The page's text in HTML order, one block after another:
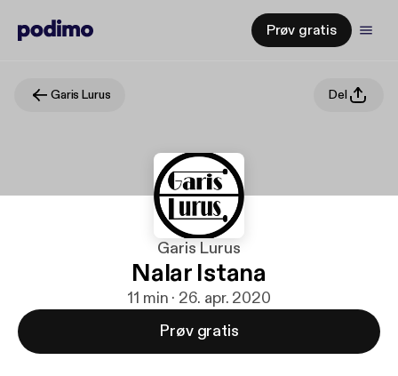
Prøv gratis
Garis Lurus Del
Garis Lurus
Nalar Istana
11 min · 26. apr. 2020
Prøv gratis